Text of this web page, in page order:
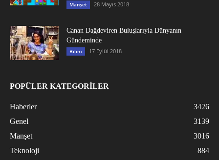
Manşet 28 Mayıs 2018
Canan Dağdeviren Buluşlarıyla Dünyanın
Gündeminde
Bilim 17 Eylül 2018
POPÜLER KATEGORİLER
Haberler
3426
Genel
3139
Manşet
3016
Teknoloji
884